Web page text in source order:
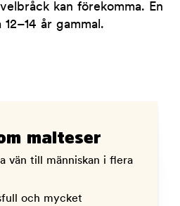
kan förekomma. En
år gammal.
malteser
vän till människan i flera
och mycket